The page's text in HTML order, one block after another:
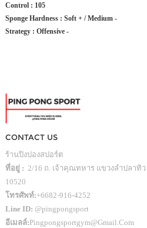
Control : 105
Sponge Hardness : Soft + / Medium -
Strategy : Offensive -
CONTACT US
ร้านปิงปองสปอร์ต
ที่อยู่ : 2/16 ถ. เจ้าคุณทหาร แขวงลำปลาทิ
10520
โทรศัพท์:+6682-916-4252
Line ID: @pingpongsport
อีเมลล์:Pingpongsportgym@gmail.com